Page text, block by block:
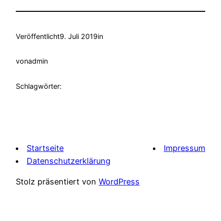
Veröffentlicht9. Juli 2019in
vonadmin
Schlagwörter:
Startseite
Impressum
Datenschutzerklärung
Stolz präsentiert von WordPress